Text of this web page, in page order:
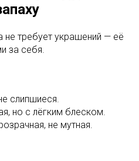
не требует украшений — её
за себя.
слипшиеся.
но с лёгким блеском.
не мутная.